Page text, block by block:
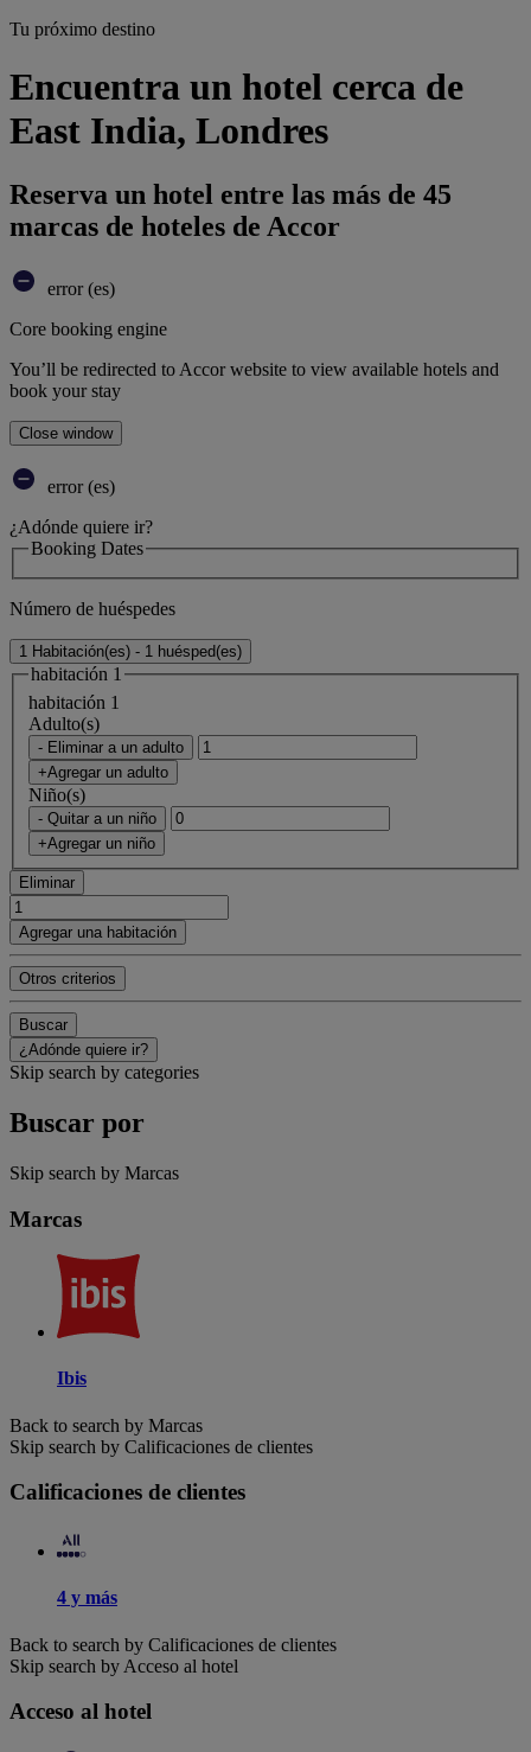
Tu próximo destino
Encuentra un hotel cerca de
East India, Londres
Reserva un hotel entre las más de 45
marcas de hoteles de Accor
error (es)
Core booking engine
You’ll be redirected to Accor website to view available hotels and
book your stay
Close window
error (es)
¿Adónde quiere ir?
Booking Dates
Número de huéspedes
1 Habitación(es) - 1 huésped(es)
habitación 1
habitación 1
Adulto(s)
- Eliminar a un adulto
+Agregar un adulto
Niño(s)
- Quitar a un niño
+Agregar un niño
Eliminar
Agregar una habitación
Otros criterios
Buscar
¿Adónde quiere ir?
Skip search by categories
Buscar por
Skip search by Marcas
Marcas
Ibis
Back to search by Marcas
Skip search by Calificaciones de clientes
Calificaciones de clientes
4 y más
Back to search by Calificaciones de clientes
Skip search by Acceso al hotel
Acceso al hotel